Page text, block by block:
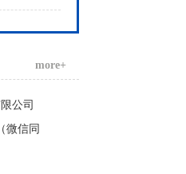
more+
公司
微信同